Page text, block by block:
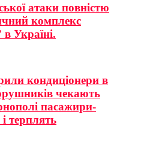
атаки повністю
комплекс
Україні.
кондиціонери в
чекають
пасажири-
терплять